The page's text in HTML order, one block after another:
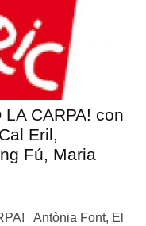
LA CARPA! con
Eril,
Fú, Maria
Antònia Font, El